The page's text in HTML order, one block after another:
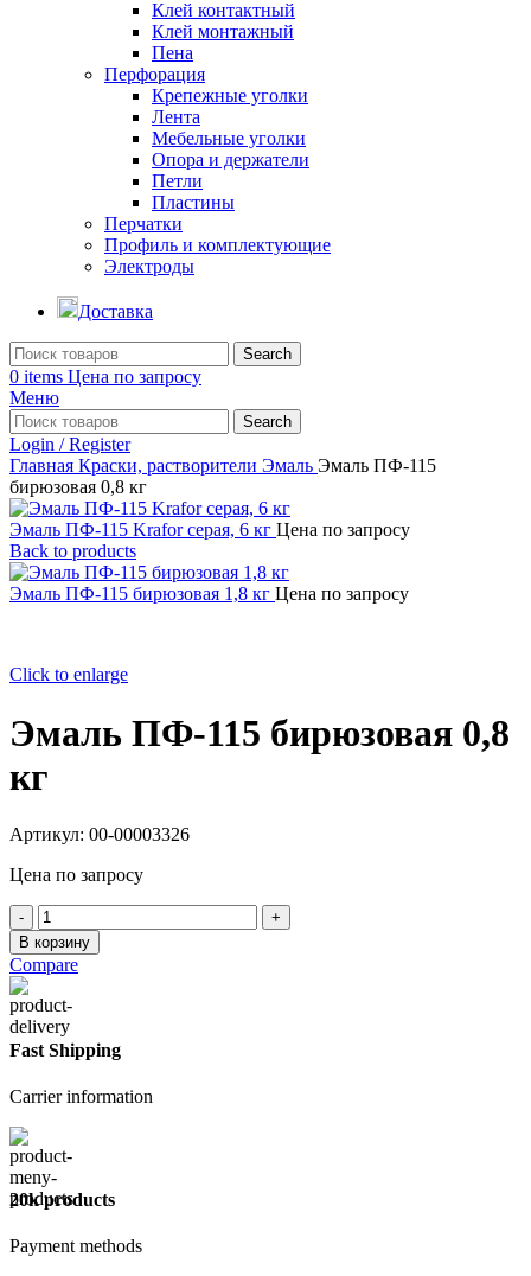
Клей контактный
Клей монтажный
Пена
Перфорация
Крепежные уголки
Лента
Мебельные уголки
Опора и держатели
Петли
Пластины
Перчатки
Профиль и комплектующие
Электроды
Доставка
Search
0 items Цена по запросу
Меню
Search
Login / Register
Главная Краски, растворители Эмаль Эмаль ПФ-115
бирюзовая 0,8 кг
Эмаль ПФ-115 Krafor серая, 6 кг Цена по запросу
Back to products
Эмаль ПФ-115 бирюзовая 1,8 кг Цена по запросу
Click to enlarge
Эмаль ПФ-115 бирюзовая 0,8
кг
Артикул: 00-00003326
Цена по запросу
Количество
товара
Эмаль
ПФ-115
бирюзовая
0,8
кг
В корзину
Compare
Fast Shipping
Carrier information
20k products
Payment methods